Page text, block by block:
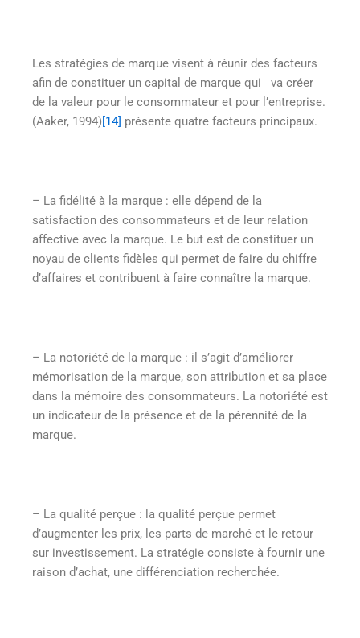
Les stratégies de marque visent à réunir des facteurs
afin de constituer un capital de marque qui va créer
de la valeur pour le consommateur et pour l’entreprise.
(Aaker, 1994)[14] présente quatre facteurs principaux.
– La fidélité à la marque : elle dépend de la
satisfaction des consommateurs et de leur relation
affective avec la marque. Le but est de constituer un
noyau de clients fidèles qui permet de faire du chiffre
d’affaires et contribuent à faire connaître la marque.
– La notoriété de la marque : il s’agit d’améliorer
mémorisation de la marque, son attribution et sa place
dans la mémoire des consommateurs. La notoriété est
un indicateur de la présence et de la pérennité de la
marque.
– La qualité perçue : la qualité perçue permet
d’augmenter les prix, les parts de marché et le retour
sur investissement. La stratégie consiste à fournir une
raison d’achat, une différenciation recherchée.